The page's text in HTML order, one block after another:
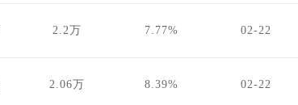
2.2万 7.77% 02-22
2.06万 8.39% 02-22